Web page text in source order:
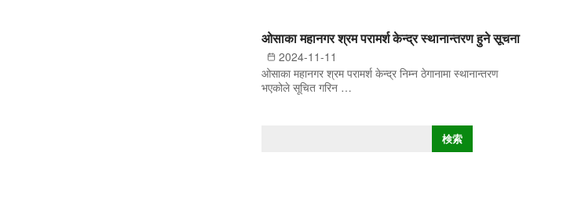
2024-11-11
ओसाका महानगर श्रम परामर्श केन्द्र स्थानान्तरण हुने सूचना
ओसाका महानगर श्रम परामर्श केन्द्र निम्न ठेगानामा स्थानान्तरण
भएकोले सूचित गरिन …
検索